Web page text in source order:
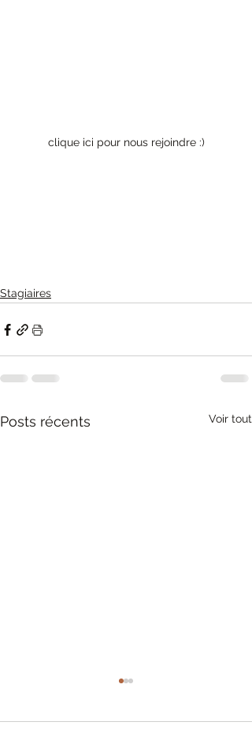
clique ici pour nous rejoindre :)
Stagiaires
Posts récents Voir tout